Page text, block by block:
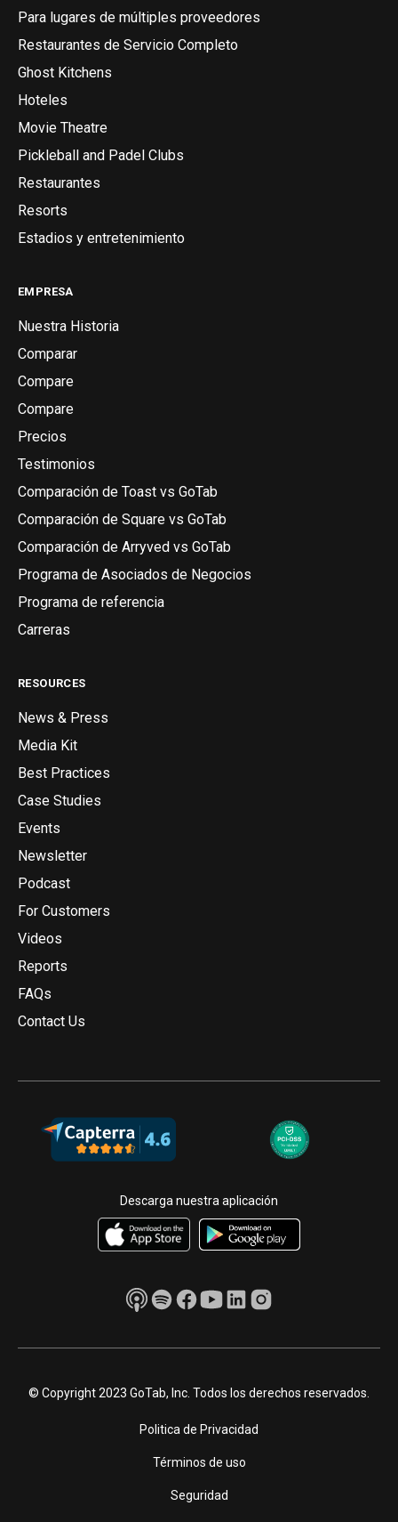
Para lugares de múltiples proveedores
Restaurantes de Servicio Completo
Ghost Kitchens
Hoteles
Movie Theatre
Pickleball and Padel Clubs
Restaurantes
Resorts
Estadios y entretenimiento
EMPRESA
Nuestra Historia
Comparar
Compare
Compare
Precios
Testimonios
Comparación de Toast vs GoTab
Comparación de Square vs GoTab
Comparación de Arryved vs GoTab
Programa de Asociados de Negocios
Programa de referencia
Carreras
RESOURCES
News & Press
Media Kit
Best Practices
Case Studies
Events
Newsletter
Podcast
For Customers
Videos
Reports
FAQs
Contact Us
Descarga nuestra aplicación
© Copyright 2023 GoTab, Inc. Todos los derechos reservados.
Politica de Privacidad
Términos de uso
Seguridad